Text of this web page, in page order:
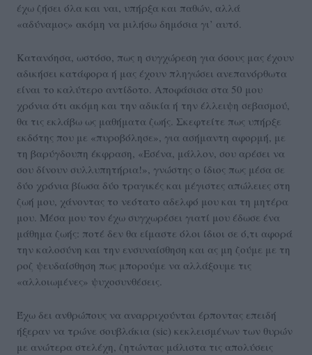
έχω ζήσει όλα και ναι, υπήρξα και παθών, αλλά
«αδύναμος» ακόμη να μιλήσω δημόσια γι’ αυτό.
Κατανόησα, ωστόσο, πως η συγχώρεση για όσους μας έχουν
αδικήσει κατάφορα ή μας έχουν πληγώσει ανεπανόρθωτα
είναι το καλύτερο αντίδοτο. Αποφάσισα στα 50 μου
χρόνια ότι ακόμη και την αδικία ή την έλλειψη σεβασμού,
θα τις εκλάβω ως μαθήματα ζωής. Σκεφτείτε πως υπήρξε
εκδότης που με «πυροβόλησε», για ασήμαντη αφορμή, με
τη βαρύγδουπη έκφραση, «Εσένα, μάλλον, σου αρέσει να
σου δίνουν συλλυπητήρια!», γνώστης ο ίδιος πως μέσα σε
δύο χρόνια βίωσα δύο τραγικές και μέγιστες απώλειες στη
ζωή μου, χάνοντας το νεότατο αδελφό μου και τη μητέρα
μου. Μέσα μου τον έχω συγχωρέσει γιατί μου έδωσε ένα
μάθημα ζωής: ποτέ δεν θα είμαστε όλοι ίδιοι σε ό,τι αφορά
την καλοσύνη και την ενσυναίσθηση και ας μη ζούμε με τη
ροζ ψευδαίσθηση πως μπορούμε να αλλάξουμε τις
«αλλοιωμένες» ψυχοσυνθέσεις.
Έχω δει ανθρώπους να αναρριχούνται έρποντας επειδή
ήξεραν να τρώνε σουβλάκια (sic) κεκλεισμένων των θυρών
με ανώτερα στελέχη, ζητώντας μάλιστα τις απολύσεις